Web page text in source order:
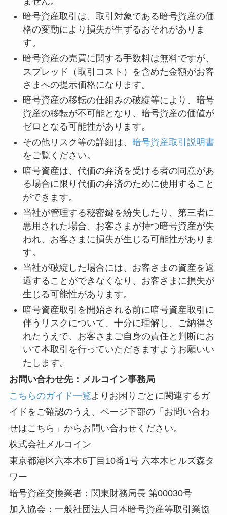
暗号資産取引は、取引対象である暗号資産の価
格の変動により損失が生ずるおそれがありま
す。
暗号資産の売買に関する手数料は無料ですが、
スプレッド（取引コスト）を含めた金額がお客
さまへの提示価格になります。
暗号資産の移転の仕組みの破綻等により、暗号
資産の移転が不可能となり、暗号資産の価値が
ゼロとなる可能性があります。
その他リスク等の詳細は、 暗号資産取引説明書
をご覧ください。
暗号資産は、代価の弁済を受ける者の同意があ
る場合に限り代価の弁済のために使用すること
ができます。
当社が管理する秘密鍵を紛失したり、第三者に
悪用された場合、お客さまが持つ暗号資産が失
われ、お客さまに損失が生じる可能性がありま
す。
当社が破綻した場合には、お客さまの資産を返
還することができなくなり、お客さまに損失が
生じる可能性があります。
暗号資産取引を開始される前に暗号資産取引に
伴うリスクについて、十分に理解し、ご納得さ
れたうえで、お客さまご自身の責任と判断にお
いて本取引を行っていただきますようお願いい
たします。
お問い合わせ先：メルコイン事務局
こちらのガイド一覧よりお困りごとに関連するガ
イドをご確認のうえ、ページ下部の「お問い合わ
せはこちら」からお問い合わせください。
株式会社メルコイン
東京都港区六本木6丁目10番1号 六本木ヒルズ森タ
ワー
暗号資産交換業者：関東財務局⻑ 第00030号
加入協会：一般社団法人日本暗号資産等取引業協